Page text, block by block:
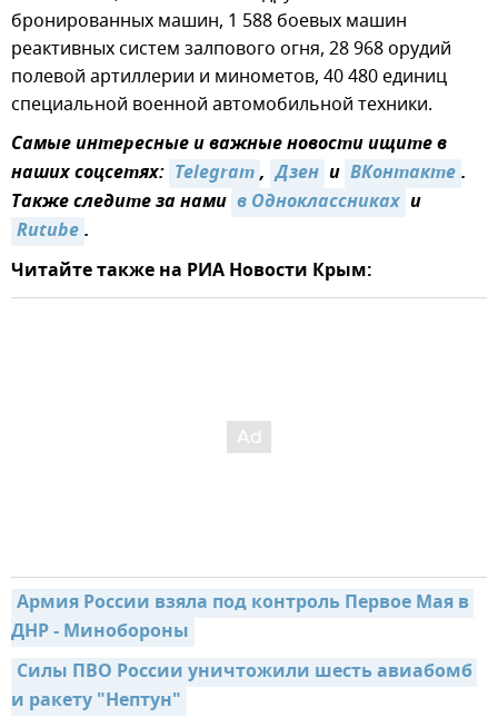
бронированных машин, 1 588 боевых машин
реактивных систем залпового огня, 28 968 орудий
полевой артиллерии и минометов, 40 480 единиц
специальной военной автомобильной техники.
Самые интересные и важные новости ищите в
наших соцсетях: Telegram, Дзен и ВКонтакте.
Также следите за нами в Одноклассниках и
Rutube.
Читайте также на РИА Новости Крым:
Армия России взяла под контроль Первое Мая в
ДНР - Минобороны
Силы ПВО России уничтожили шесть авиабомб
и ракету "Нептун"